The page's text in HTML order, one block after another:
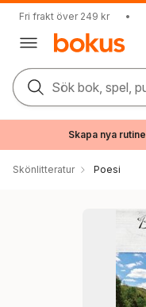
Fri frakt över 249 kr •
Sök bok, spel,
Skapa nya
Skönlitteratur Poesi